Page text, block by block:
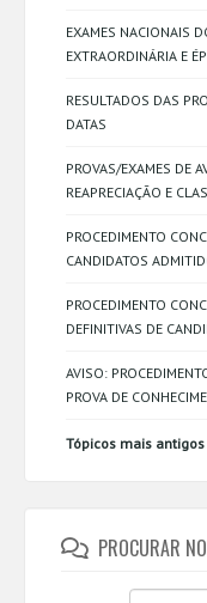
EXAMES NACIONAIS
EXTRAORDINÁRIA E
RESULTADOS DAS
DATAS
PROVAS/EXAMES DE
REAPRECIAÇÃO E
PROCEDIMENTO
CANDIDATOS
PROCEDIMENTO
DEFINITIVAS DE
AVISO:
PROVA DE
Tópicos mais antigos
PROCURAR